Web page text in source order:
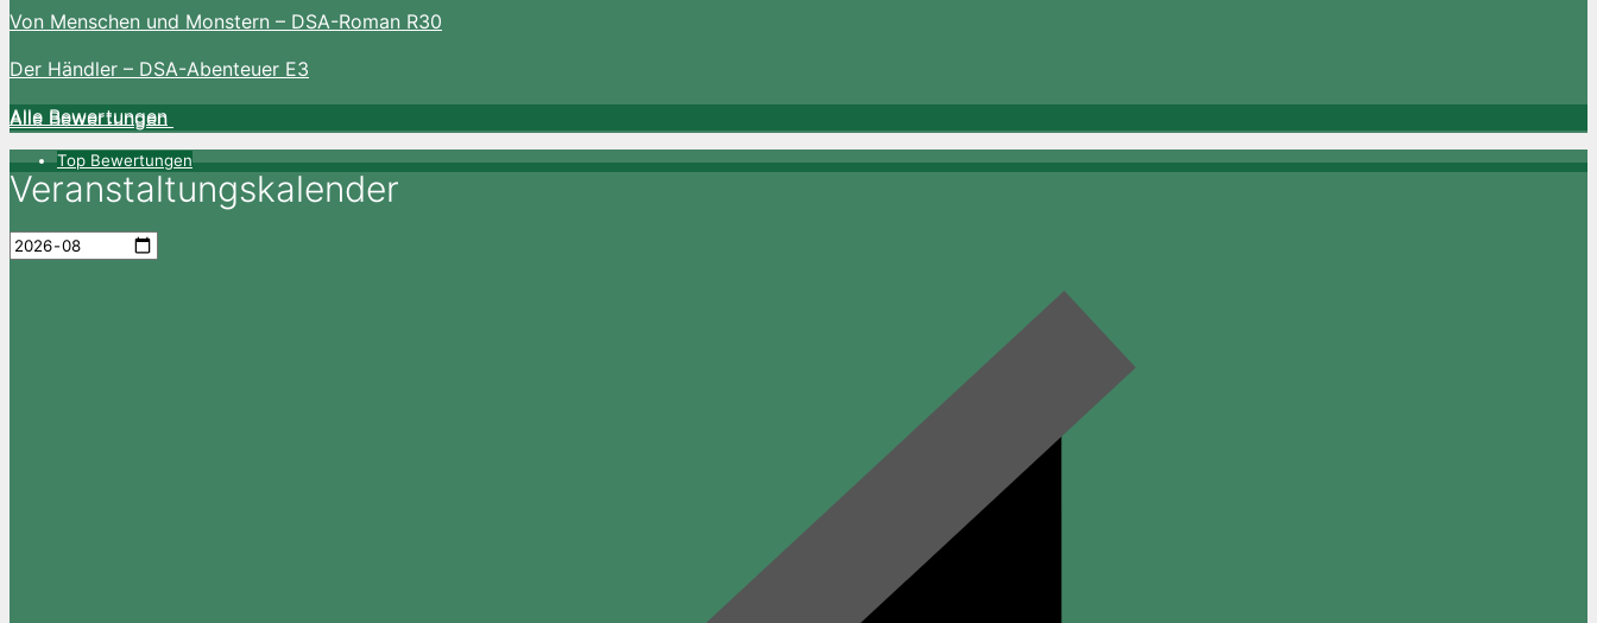
Von Menschen und Monstern – DSA-Roman R30
Der Händler – DSA-Abenteuer E3
Alle Bewertungen
Top Bewertungen
Alle Bewertungen
Veranstaltungskalender